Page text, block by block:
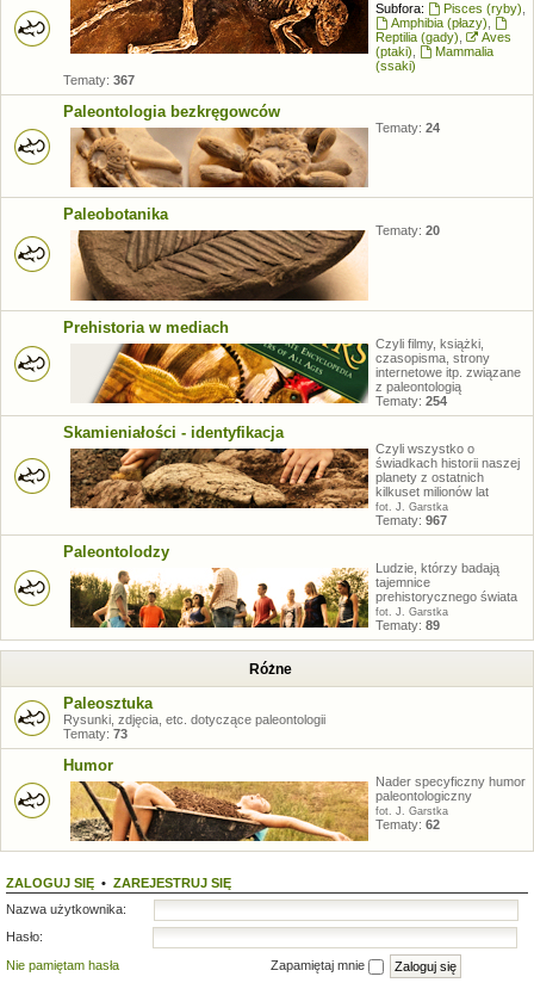
Subfora: Pisces (ryby)
Amphibia (płazy)
Reptilia (gady)
Aves
(ptaki)
Mammalia
(ssaki)
Tematy: 367
Paleontologia bezkręgowców
Tematy: 24
Paleobotanika
Tematy: 20
Prehistoria w mediach
Czyli filmy, książki,
czasopisma, strony
internetowe itp. związane
z paleontologią
Tematy: 254
Skamieniałości - identyfikacja
Czyli wszystko o
świadkach historii naszej
planety z ostatnich
kilkuset milionów lat
fot. J. Garstka
Tematy: 967
Paleontolodzy
Ludzie, którzy badają
tajemnice
prehistorycznego świata
fot. J. Garstka
Tematy: 89
Różne
Paleosztuka
Rysunki, zdjęcia, etc. dotyczące paleontologii
Tematy: 73
Humor
Nader specyficzny humor
paleontologiczny
fot. J. Garstka
Tematy: 62
ZALOGUJ SIĘ • ZAREJESTRUJ SIĘ
Nazwa użytkownika:
Hasło:
Nie pamiętam hasła
Zapamiętaj mnie